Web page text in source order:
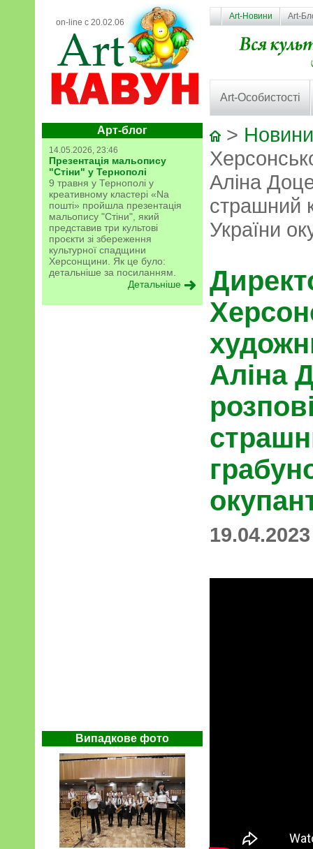
on-line с 20.02.06
Art-Новини Art-
Art-Особистості
Арт-блог
14.05.2026, 23:46
Презентація мальопису
"Стіни" у Тернополі
9 травня у Тернополі у
креативному кластері «Na
пошті» пройшла презентація
мальопису "Стіни", який
представив три культові
проєкти зі збереження
культурної спадщини
Херсонщини. Як це було:
детальніше за посиланням.
Детальніше
Випадкове фото
>
Аліна
страшний
України
Аліна